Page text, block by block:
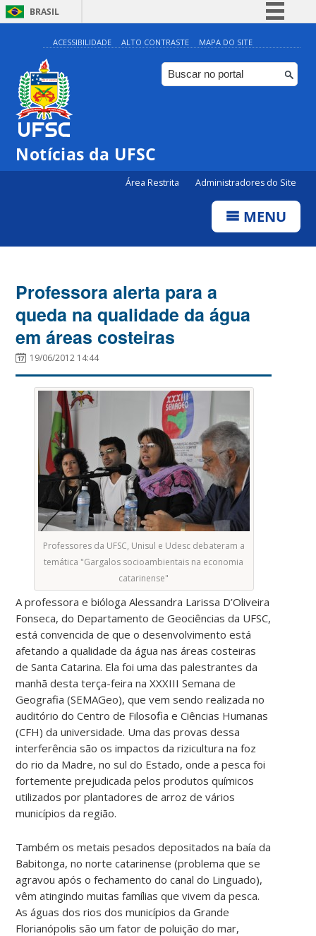
BRASIL
Simplifique!
Comunica BR
Participe
ACESSIBILIDADE ALTO CONTRASTE MAPA DO SITE
Notícias da UFSC
Área Restrita Administradores do Site
MENU
Professora alerta para a
queda na qualidade da água
em áreas costeiras
19/06/2012 14:44
Professores da UFSC, Unisul e Udesc debateram a
temática "Gargalos socioambientais na economia
catarinense"
A professora e bióloga Alessandra Larissa D’Oliveira
Fonseca, do Departamento de Geociências da UFSC,
está convencida de que o desenvolvimento está
afetando a qualidade da água nas áreas costeiras
de Santa Catarina. Ela foi uma das palestrantes da
manhã desta terça-feira na XXXIII Semana de
Geografia (SEMAGeo), que vem sendo realizada no
auditório do Centro de Filosofia e Ciências Humanas
(CFH) da universidade. Uma das provas dessa
interferência são os impactos da rizicultura na foz
do rio da Madre, no sul do Estado, onde a pesca foi
fortemente prejudicada pelos produtos químicos
utilizados por plantadores de arroz de vários
municípios da região.
Também os metais pesados depositados na baía da
Babitonga, no norte catarinense (problema que se
agravou após o fechamento do canal do Linguado),
vêm atingindo muitas famílias que vivem da pesca.
As águas dos rios dos municípios da Grande
Florianópolis são um fator de poluição do mar,